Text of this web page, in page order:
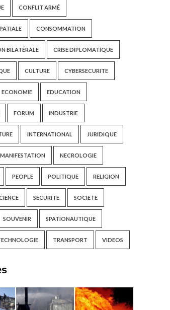
CONFLIT ARMÉ
CONSOMMATION
BILATÉRALE CRISE DIPLOMATIQUE
CULTURE CYBERSECURITE
ECONOMIE EDUCATION
FORUM INDUSTRIE
INTERNATIONAL JURIDIQUE
MANIFESTATION NECROLOGIE
PEOPLE POLITIQUE RELIGION
SECURITE SOCIETE
SOUVENIR SPATIONAUTIQUE
TRANSPORT VIDEOS